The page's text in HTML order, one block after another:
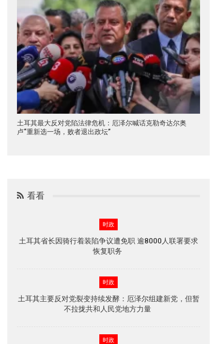
土耳其最大反对党陷法律危机：厄泽尔喊话克勒奇达尔奥
卢“重新选一场，败者退出政坛”
看看
时政
土耳其省长因骑行着装陷争议遭免职 逾8000人联署要求
恢复职务
时政
土耳其主要反对党裂变持续发酵：厄泽尔组建新党，但暂
不拉拢共和人民党地方力量
时政